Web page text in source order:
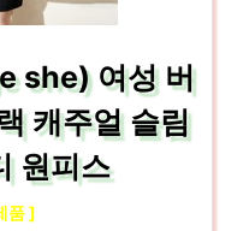
she) 여성 버
캐주얼 슬림
원피스
품 ]